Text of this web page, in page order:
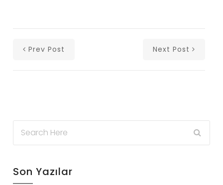
Prev Post Next Post
Son Yazılar